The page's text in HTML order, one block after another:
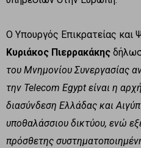
Ο Υπουργός Επικρατείας και
Κυριάκος Πιερρακάκης
του Μνημονίου Συνεργασίας
την Telecom Egypt είναι η
διασύνδεση Ελλάδας και
υποθαλάσσιου δικτύου, ενώ
πρόσθετης